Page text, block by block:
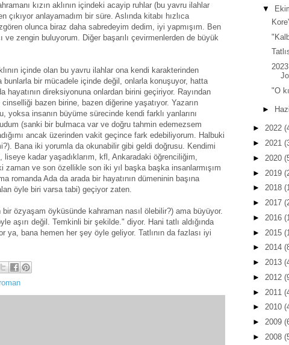
kızın aklının içindeki acayip ruhlar (bu yavru ilahlar
çıkıyor anlayamadım bir süre. Aslında kitabı hızlıca
olunca biraz daha sabredeyim dedim, iyi yapmışım. Ben
ve zengin buluyorum. Diğer başarılı çevirmenlerden de büyük
içinde olan bu yavru ilahlar ona kendi karakterinden
bunlarla bir mücadele içinde değil, onlarla konuşuyor, hatta
hayatının direksiyonuna onlardan birini geçiriyor. Rayından
bazen birine, bazen diğerine yaşatıyor. Yazarın
yoksa insanın büyüme sürecinde kendi farklı yanlarını
(sanki bir bulmaca var ve doğru tahmin edemezsem
ancak üzerinden vakit geçince fark edebiliyorum. Halbuki
Bana iki yorumla da okunabilir gibi geldi doğrusu. Kendimi
kadar yaşadıklarım, kfl, Ankaradaki öğrenciliğim,
zaman ve son özellikle son iki yıl başka başka insanlarmışım
romanda Ada da arada bir hayatının dümeninin başına
öyle biri varsa tabi) geçiyor zaten.
özyaşam öyküsünde kahraman nasıl ölebilir?) ama büyüyor.
aşırı değil. Temkinli bir şekilde." diyor. Hani tatlı aldığında
bana hemen her şey öyle geliyor. Tatlının da fazlası iyi
▼
"O
►
► 2022
► 2021
► 2020
► 2019
► 2018
► 2017
► 2016
► 2015
► 2014
► 2013
► 2012
► 2011
► 2010
► 2009
► 2008